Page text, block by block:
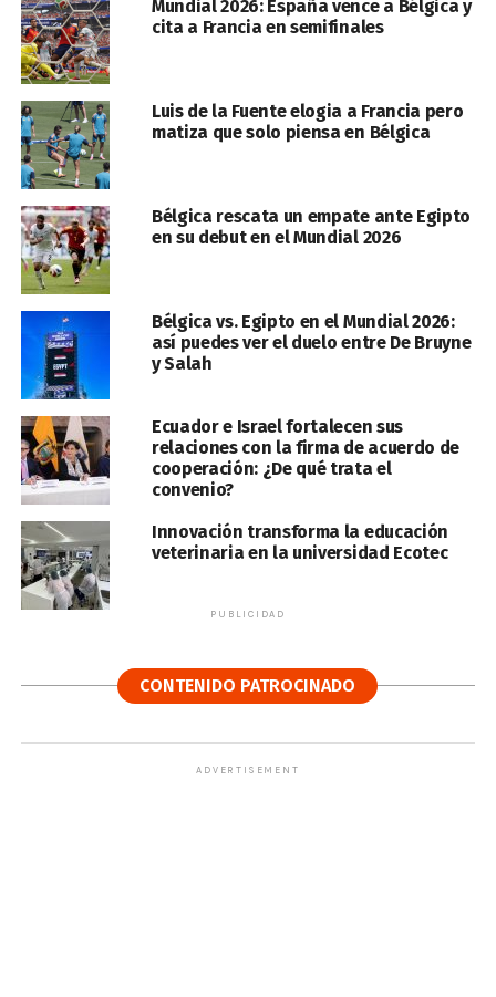
Mundial 2026: España vence a Bélgica y
cita a Francia en semifinales
Luis de la Fuente elogia a Francia pero
matiza que solo piensa en Bélgica
Bélgica rescata un empate ante Egipto
en su debut en el Mundial 2026
Bélgica vs. Egipto en el Mundial 2026:
así puedes ver el duelo entre De Bruyne
y Salah
Ecuador e Israel fortalecen sus
relaciones con la firma de acuerdo de
cooperación: ¿De qué trata el
convenio?
Innovación transforma la educación
veterinaria en la universidad Ecotec
PUBLICIDAD
CONTENIDO PATROCINADO
ADVERTISEMENT